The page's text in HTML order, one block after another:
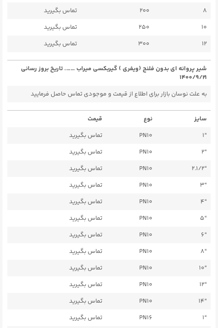
8
200
تماس بگیرید
10
250
تماس بگیرید
12
300 تماس بگیرید
شیر پروانه ای بدون فلنج (ویفری ) گیربکسی میراب ……. تاریخ بروز رسانی
۱۴۰۰/۹/۲۱
به علت نوسان بازار برای اطلاع از قیمت و موجودی تماس حاصل فرمایید
سایز نوع
قیمت
“1
PN10
تماس بگیرید
“2
PN10
تماس بگیرید
“2.1/2
PN10
تماس بگیرید
“3
PN10
تماس بگیرید
“4
PN10
تماس بگیرید
“5
PN10
تماس بگیرید
“6
PN10
تماس بگیرید
“8
PN10
تماس بگیرید
“10
PN10
تماس بگیرید
“12
PN10
تماس بگیرید
“14
PN10
تماس بگیرید
“1
PN16
تماس بگیرید